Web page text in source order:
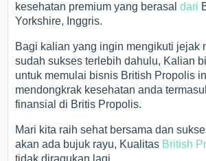
kesehatan premium yang berasaldari
Yorkshire, Inggris.
Bagi kalian yang ingin mengikuti jejak
sudah sukses terlebih dahulu, Kalian
untuk memulai bisnis British Propolis
mendongkrak kesehatan anda
finansial di Britis Propolis.
Mari kita raih sehat bersama dan
akan ada bujuk rayu, Kualitas British
tidak diragukan lagi.